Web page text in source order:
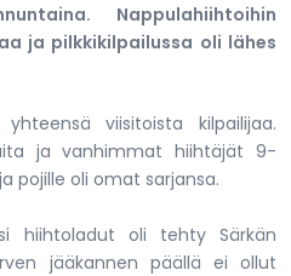
Nappulahiihtoihin
ja pilkkikilpailussa oli lähes
viisitoista kilpailijaa.
ja vanhimmat hiihtäjät 9-
pojille oli omat sarjansa.
hiihtoladut oli tehty Särkän
jääkannen päällä ei ollut